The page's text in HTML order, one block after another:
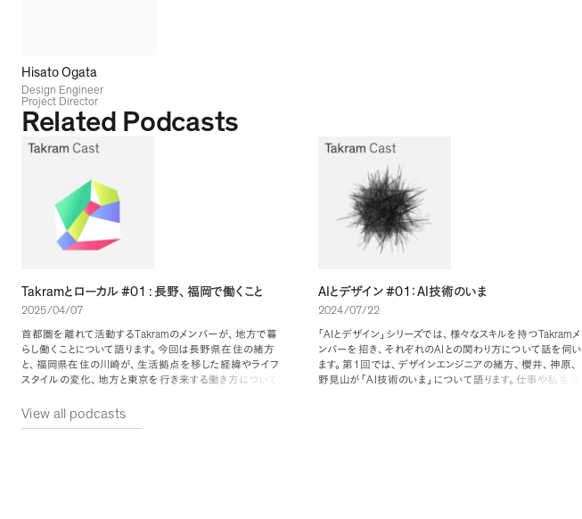
Hisato Ogata
Design Engineer
Project Director
Related Podcasts
Takramとローカル #01 : 長野、 福岡で働くこと
2025/04/07
首都圏を離れて活動するTakramのメンバーが、 地方で暮
らし働くことについて語ります。 今回は長野県在住の緒方
と、 福岡県在住の川崎が、 生活拠点を移した経緯やライフ
スタイルの変化、 地方と東京を行き来する働き方について
宮で開催されるFukuoka Art Book Fair
また有志メンバーでブース出展予定ですので
AI とデザイン #01 ： AI 技術のいま
2024/07/22
「AI とデザイン 」 シリーズでは、 様々なスキルを持つTakramメ
ンバーを招き、 それぞれのAI との関わり方について話を伺い
ます。 第 1 回では、 デザインエンジニアの緒方、 櫻井、 神原、
野見山が 「AI 技術のいま 」 について語ります。 仕事や私生活
View all podcasts